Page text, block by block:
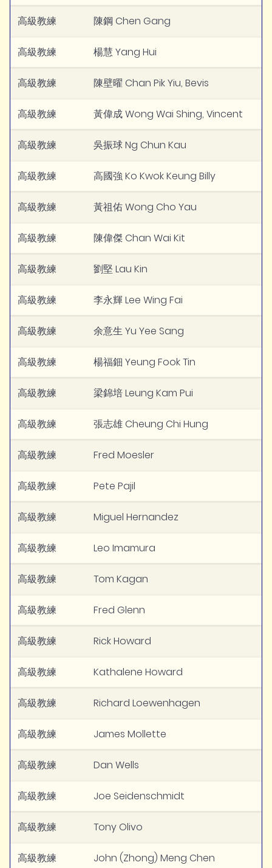
高級教練 陳鋼 Chen Gang
高級教練 楊慧 Yang Hui
高級教練 陳壁曜 Chan Pik Yiu, Bevis
高級教練 黃偉成 Wong Wai Shing, Vincent
高級教練 吳振球 Ng Chun Kau
高級教練 高國強 Ko Kwok Keung Billy
高級教練 黃祖佑 Wong Cho Yau
高級教練 陳偉傑 Chan Wai Kit
高級教練 劉堅 Lau Kin
高級教練 李永輝 Lee Wing Fai
高級教練 余意生 Yu Yee Sang
高級教練 楊福鈿 Yeung Fook Tin
高級教練 梁錦培 Leung Kam Pui
高級教練 張志雄 Cheung Chi Hung
高級教練 Fred Moesler
高級教練 Pete Pajil
高級教練 Miguel Hernandez
高級教練 Leo Imamura
高級教練 Tom Kagan
高級教練 Fred Glenn
高級教練 Rick Howard
高級教練 Kathalene Howard
高級教練 Richard Loewenhagen
高級教練 James Mollette
高級教練 Dan Wells
高級教練 Joe Seidenschmidt
高級教練 Tony Olivo
高級教練 John (Zhong) Meng Chen